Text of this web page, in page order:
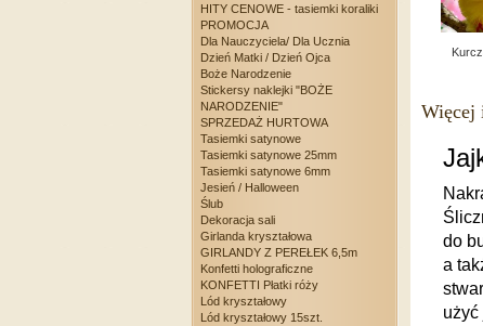
HITY CENOWE - tasiemki koraliki
PROMOCJA
Dla Nauczyciela/ Dla Ucznia
Dzień Matki / Dzień Ojca
Boże Narodzenie
Stickersy naklejki "BOŻE
NARODZENIE"
SPRZEDAŻ HURTOWA
Tasiemki satynowe
Tasiemki satynowe 25mm
Tasiemki satynowe 6mm
Jesień / Halloween
Ślub
Dekoracja sali
Girlanda kryształowa
GIRLANDY Z PEREŁEK 6,5m
Konfetti holograficzne
KONFETTI Płatki róży
Lód kryształowy
Lód kryształowy 15szt.
Więcej
do
a
użyć